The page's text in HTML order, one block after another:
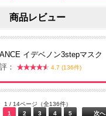
商品レビュー
イデベノン3stepマスク
：
4.7 (136件)
1 / 14ページ（全136件）
1
2 3 4 5 次へ